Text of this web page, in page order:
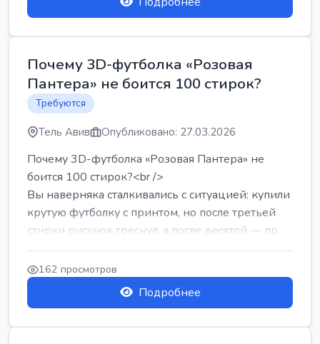
Почему 3D-футболка «Розовая
Пантера» не боится 100 стирок?
Требуются
Тель Авив Опубликовано: 27.03.2026
Почему 3D-футболка «Розовая Пантера» не
боится 100 стирок?<br />
Вы наверняка сталкивались с ситуацией: купили
крутую футболку с принтом, но после третьей
стирки рисунок треснул, а после десятой — пр...
162 просмотров
Подробнее